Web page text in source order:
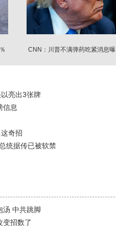
CNN：川普不满弹药吃紧消息曝
亮出3张牌
信息
奇招
统据传已被软禁
汤 中共跳脚
变招数了